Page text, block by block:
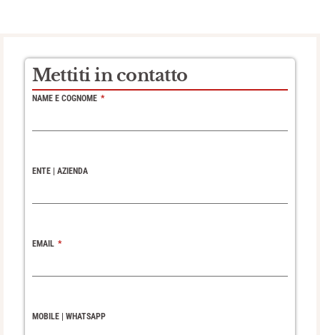
Mettiti in contatto
NAME E COGNOME
ENTE | AZIENDA
EMAIL
MOBILE | WHATSAPP